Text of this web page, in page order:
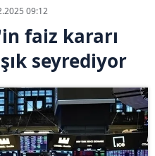
09:12
faiz kararı
seyrediyor